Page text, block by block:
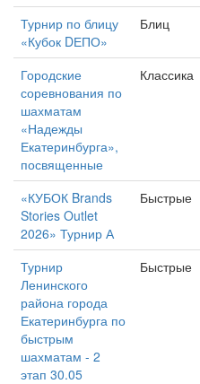
Турнир по блицу
«Кубок DЕПО»
Блиц
Городские
соревнования по
шахматам
«Надежды
Екатеринбурга»,
посвященные
Классика
«КУБОК Brands
Stories Outlet
2026» Турнир А
Быстрые
Турнир
Ленинского
района города
Екатеринбурга по
быстрым
шахматам - 2
этап 30.05
Быстрые